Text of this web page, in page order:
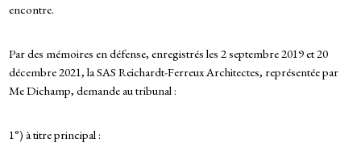
encontre.
Par des mémoires en défense, enregistrés les 2 septembre 2019 et 20
décembre 2021, la SAS Reichardt-Ferreux Architectes, représentée par
Me Dichamp, demande au tribunal :
1°) à titre principal :